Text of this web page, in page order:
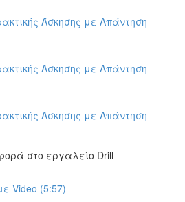
Άσκησης με Απάντηση
Άσκησης με Απάντηση
Άσκησης με Απάντηση
στο εργαλείο Drill
Video (5:57)